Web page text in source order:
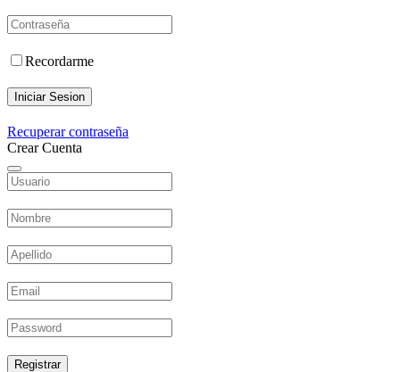
Recordarme
Iniciar Sesion
Recuperar contraseña
Crear Cuenta
Registrar